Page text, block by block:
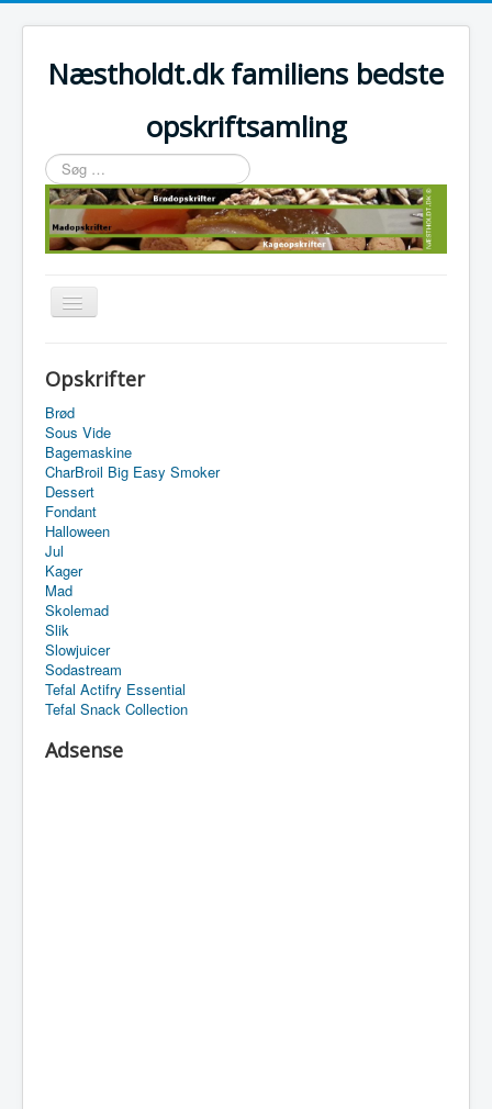
Næstholdt.dk familiens bedste
opskriftsamling
Søg
…
Skift
navigation
Tefal Actifry Essential
Opskrifter
Brød
Sous Vide
Bagemaskine
CharBroil Big Easy Smoker
Dessert
Fondant
Halloween
Jul
Kager
Mad
Skolemad
Slik
Slowjuicer
Sodastream
Tefal Actifry Essential
Tefal Snack Collection
Adsense